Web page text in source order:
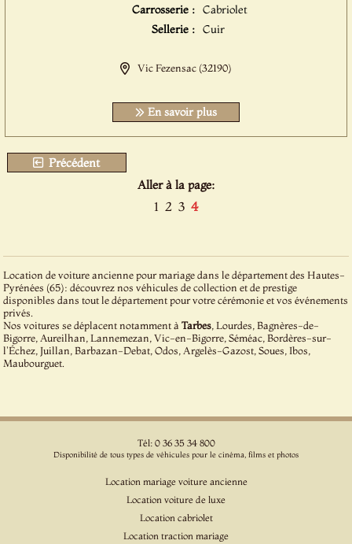
Carrosserie : Cabriolet
Sellerie : Cuir
Vic Fezensac (32190)
En savoir plus
Précédent
Aller à la page:
1 2 3 4
Location de voiture ancienne pour mariage dans le département des Hautes-
Pyrénées (65): découvrez nos véhicules de collection et de prestige
disponibles dans tout le département pour votre cérémonie et vos événements
privés.
Nos voitures se déplacent notamment àTarbes , Lourdes, Bagnères-de-
Bigorre, Aureilhan, Lannemezan, Vic-en-Bigorre, Séméac, Bordères-sur-
l'Échez, Juillan, Barbazan-Debat, Odos, Argelès-Gazost, Soues, Ibos,
Maubourguet.
Tél: 0 36 35 34 800
Disponibilité de tous types de véhicules pour le cinéma, films et photos
Location mariage voiture ancienne
Location voiture de luxe
Location cabriolet
Location traction mariage